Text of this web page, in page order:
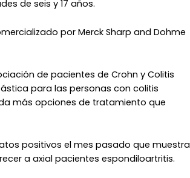
de seis y 17 años.
por Merck Sharp and Dohme
de pacientes de Crohn y Colitis
para las personas con colitis
más opciones de tratamiento que
positivos el mes pasado que muestra
a axial pacientes espondiloartritis.